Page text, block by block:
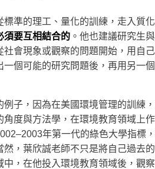
準的理工、量化的訓練，走入質
須要互相結合的 。他也建議研究生
會現象或觀察的問題開始，用自
個可能的研究問題後，再用另一
子，因為在美國環境管理的訓練
度與方法學，在環境教育領域上
年第一代的綠色大學指標
然，葉欣誠老師不只是將自己過去
，在他投入環境教育領域後，觀